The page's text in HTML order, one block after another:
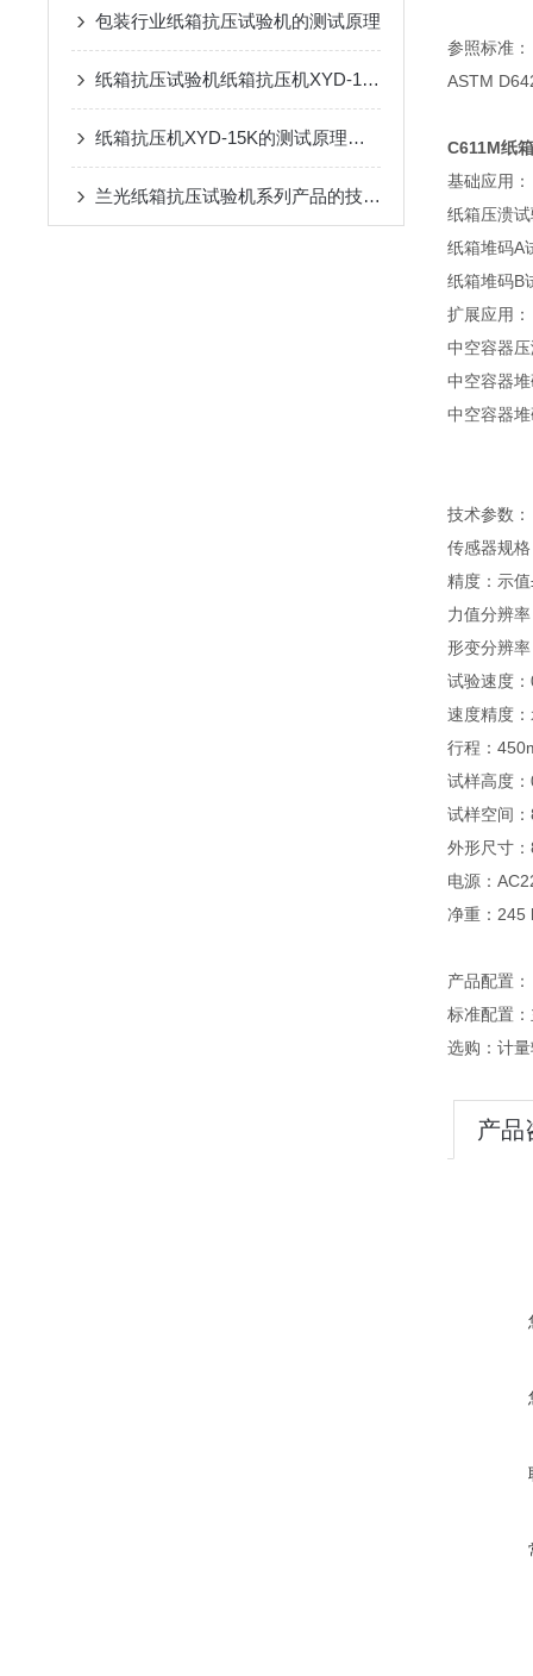
包装行业纸箱抗压试验机的测试原理
纸箱抗压试验机纸箱抗压机XYD-15K
纸箱抗压机XYD-15K的测试原理与应用介绍
兰光纸箱抗压试验机系列产品的技术参数介绍
参照标准：
ASTM
C611M纸
基础应用：
纸箱压溃
纸箱堆码A
纸箱堆码B
扩展应用：
中空容器
中空容器
中空容器
技术参数：
传感器规
精度：示
力值分辨
形变分辨
试验速度
速度精度
行程：
试样高度
试样空间
外形尺寸
电源：
净重：245
产品配置：
标准配置
选购：计
产品